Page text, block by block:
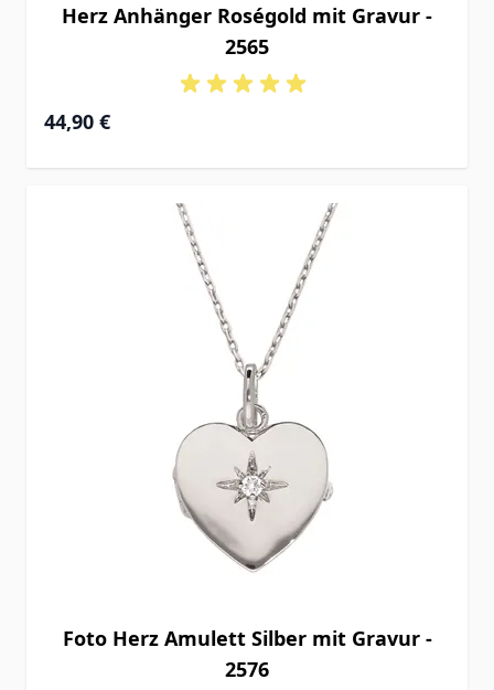
Herz Anhänger Roségold mit Gravur -
2565
44,90 €
Foto Herz Amulett Silber mit Gravur -
2576